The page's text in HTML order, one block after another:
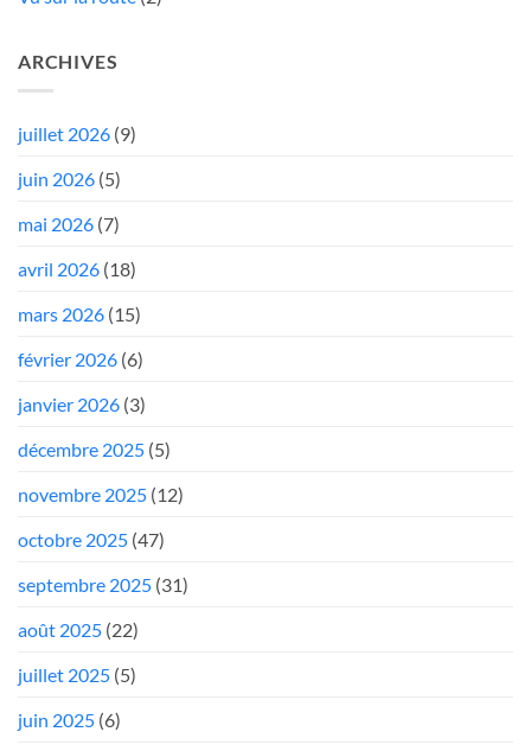
ARCHIVES
juillet 2026 (9)
juin 2026 (5)
mai 2026 (7)
avril 2026 (18)
mars 2026 (15)
février 2026 (6)
janvier 2026 (3)
décembre 2025 (5)
novembre 2025 (12)
octobre 2025 (47)
septembre 2025 (31)
août 2025 (22)
juillet 2025 (5)
juin 2025 (6)